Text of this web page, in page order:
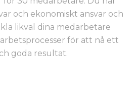
och ekonomiskt ansvar och
likväl dina medarbetare
för att nå ett
goda resultat.